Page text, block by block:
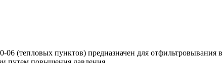
06 (тепловых пунктов) предназначен для